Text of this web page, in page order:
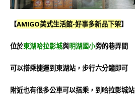
【AMIGO美式生活館-好事多新品下架】
位於東湖哈拉影城與明湖國小旁的巷弄間
可以搭乘捷運到東湖站，步行六分鐘即可
附近也有很多公車可以搭乘，到哈拉影城站